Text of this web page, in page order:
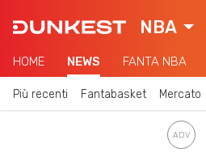
NBA
HOME NEWS FANTA NBA
Più recenti Fantabasket Mercato